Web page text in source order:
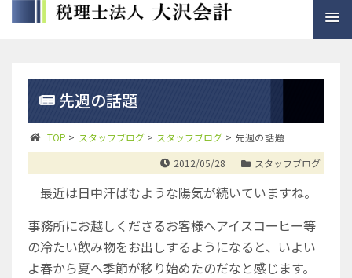
先週の話題
TOP > スタッフブログ> スタッフブログ > 先週の話題
2012/05/28
スタッフブログ
最近は日中汗ばむような陽気が続いていますね。
事務所にお越しくださるお客様へアイスコーヒー等
の冷たい飲み物をお出しするようになると、いよい
よ春から夏へ季節が移り始めたのだなと感じます。